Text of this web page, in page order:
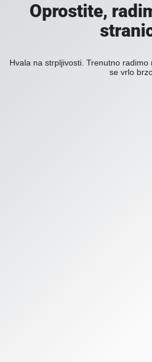
Oprostite,
Hvala na strpljivosti. Trenutno
se vrlo